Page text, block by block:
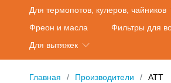
Для термопотов, кулеров, чайников
Фреон и масла
Фильтры для
Для вытяжек
Главная Производители ATT